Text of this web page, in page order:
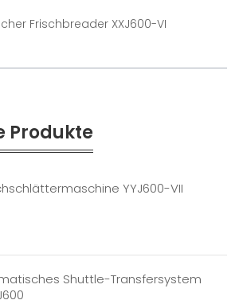
Frischbreader XXJ600-VI
Produkte
YYJ600-VII
Shuttle-Transfersystem